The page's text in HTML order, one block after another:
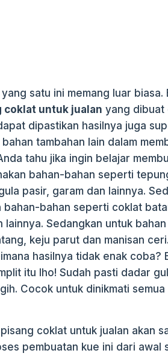
satu ini memang luar biasa.
coklat untuk jualan yang dibuat
dipastikan hasilnya juga
tambahan lain dalam
tahu jika ingin belajar
bahan-bahan seperti
pasir, garam dan lainnya.
bahan seperti coklat
Sedangkan untuk
keju parut dan manisan
hasilnya tidak enak coba?
itu lho! Sudah pasti dadar
Cocok untuk dinikmati semua
coklat untuk jualan akan
pembuatan kue ini dari awal